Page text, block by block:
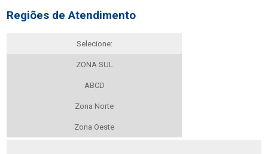
Regiões de Atendimento
Selecione:
ZONA SUL
ABCD
Zona Norte
Zona Oeste